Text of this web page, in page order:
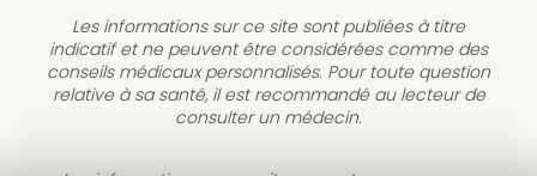
Les informations sur ce site sont publiées à titre
indicatif et ne peuvent être considérées comme des
conseils médicaux personnalisés. Pour toute question